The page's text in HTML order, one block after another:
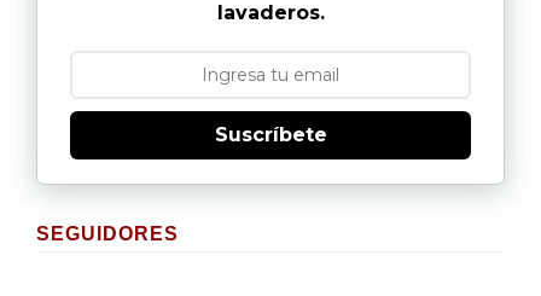
lavaderos.
Suscríbete
SEGUIDORES